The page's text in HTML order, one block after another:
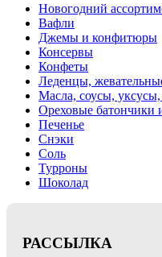
Новогодний
Вафли
Джемы и конфитюры
Консервы
Конфеты
Леденцы,
Масла, соусы, уксусы,
Ореховые батончики
Печенье
Снэки
Соль
Турроны
Шоколад
РАССЫЛКА